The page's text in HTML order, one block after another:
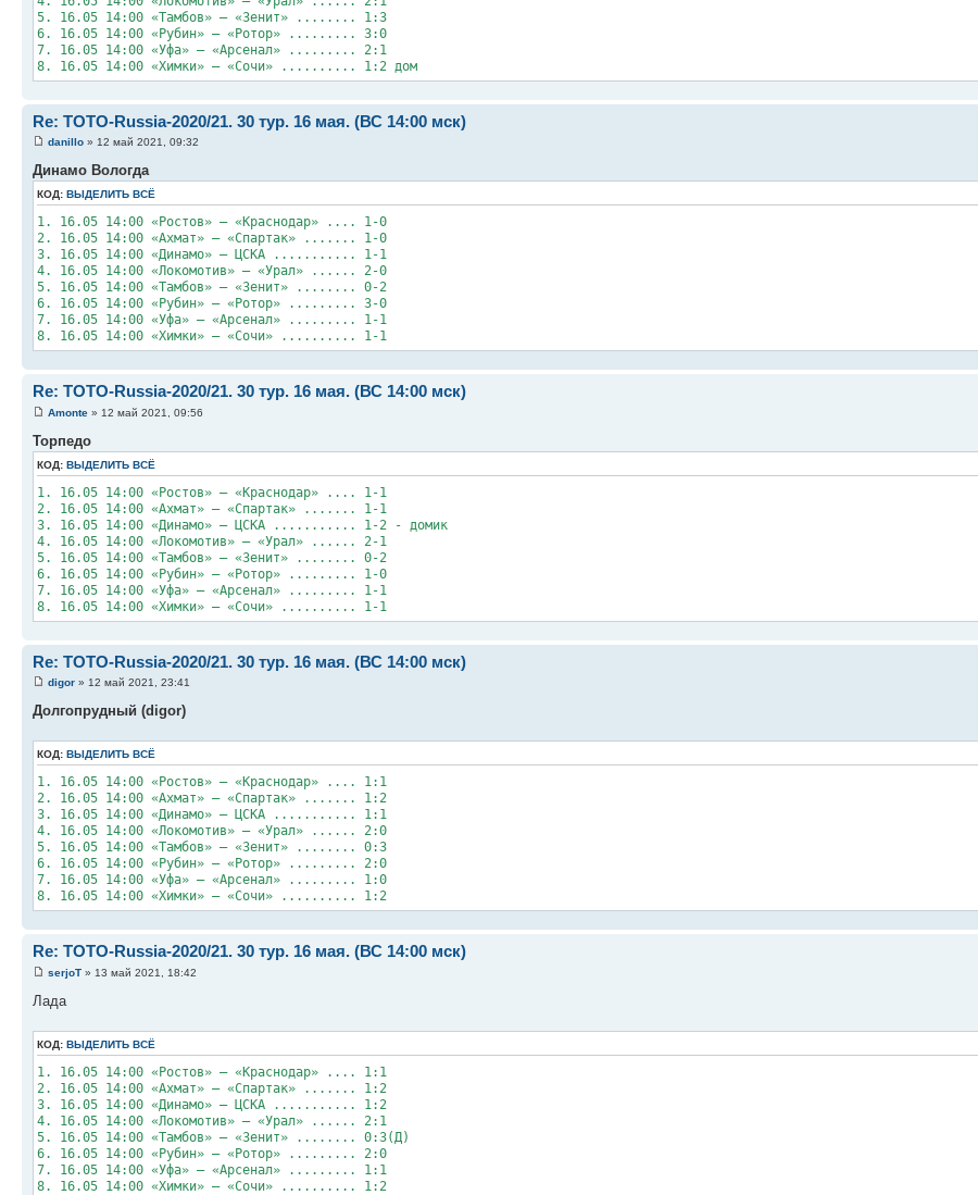
5. 16.05 14:00 «Тамбов» – «Зенит» ........ 1:3
6. 16.05 14:00 «Рубин» – «Ротор» ......... 3:0
7. 16.05 14:00 «Уфа» – «Арсенал» ......... 2:1
8. 16.05 14:00 «Химки» – «Сочи» .......... 1:2 дом
Re: TOTO-Russia-2020/21. 30 тур. 16 мая. (ВС 14:00 мск)
danillo » 12 май 2021, 09:32
Динамо Вологда
КОД: ВЫДЕЛИТЬ ВСЁ
1. 16.05 14:00 «Ростов» – «Краснодар» .... 1-0
2. 16.05 14:00 «Ахмат» – «Спартак» ....... 1-0
3. 16.05 14:00 «Динамо» – ЦСКА ........... 1-1
4. 16.05 14:00 «Локомотив» – «Урал» ...... 2-0
5. 16.05 14:00 «Тамбов» – «Зенит» ........ 0-2
6. 16.05 14:00 «Рубин» – «Ротор» ......... 3-0
7. 16.05 14:00 «Уфа» – «Арсенал» ......... 1-1
8. 16.05 14:00 «Химки» – «Сочи» .......... 1-1
Re: TOTO-Russia-2020/21. 30 тур. 16 мая. (ВС 14:00 мск)
Amonte » 12 май 2021, 09:56
Торпедо
КОД: ВЫДЕЛИТЬ ВСЁ
1. 16.05 14:00 «Ростов» – «Краснодар» .... 1-1
2. 16.05 14:00 «Ахмат» – «Спартак» ....... 1-1
3. 16.05 14:00 «Динамо» – ЦСКА ........... 1-2 - домик
4. 16.05 14:00 «Локомотив» – «Урал» ...... 2-1
5. 16.05 14:00 «Тамбов» – «Зенит» ........ 0-2
6. 16.05 14:00 «Рубин» – «Ротор» ......... 1-0
7. 16.05 14:00 «Уфа» – «Арсенал» ......... 1-1
8. 16.05 14:00 «Химки» – «Сочи» .......... 1-1
Re: TOTO-Russia-2020/21. 30 тур. 16 мая. (ВС 14:00 мск)
digor » 12 май 2021, 23:41
Долгопрудный (digor)
КОД: ВЫДЕЛИТЬ ВСЁ
1. 16.05 14:00 «Ростов» – «Краснодар» .... 1:1
2. 16.05 14:00 «Ахмат» – «Спартак» ....... 1:2
3. 16.05 14:00 «Динамо» – ЦСКА ........... 1:1
4. 16.05 14:00 «Локомотив» – «Урал» ...... 2:0
5. 16.05 14:00 «Тамбов» – «Зенит» ........ 0:3
6. 16.05 14:00 «Рубин» – «Ротор» ......... 2:0
7. 16.05 14:00 «Уфа» – «Арсенал» ......... 1:0
8. 16.05 14:00 «Химки» – «Сочи» .......... 1:2
Re: TOTO-Russia-2020/21. 30 тур. 16 мая. (ВС 14:00 мск)
serjoT » 13 май 2021, 18:42
Лада
КОД: ВЫДЕЛИТЬ ВСЁ
1. 16.05 14:00 «Ростов» – «Краснодар» .... 1:1
2. 16.05 14:00 «Ахмат» – «Спартак» ....... 1:2
3. 16.05 14:00 «Динамо» – ЦСКА ........... 1:2
4. 16.05 14:00 «Локомотив» – «Урал» ...... 2:1
5. 16.05 14:00 «Тамбов» – «Зенит» ........ 0:3(Д)
6. 16.05 14:00 «Рубин» – «Ротор» ......... 2:0
7. 16.05 14:00 «Уфа» – «Арсенал» ......... 1:1
8. 16.05 14:00 «Химки» – «Сочи» .......... 1:2